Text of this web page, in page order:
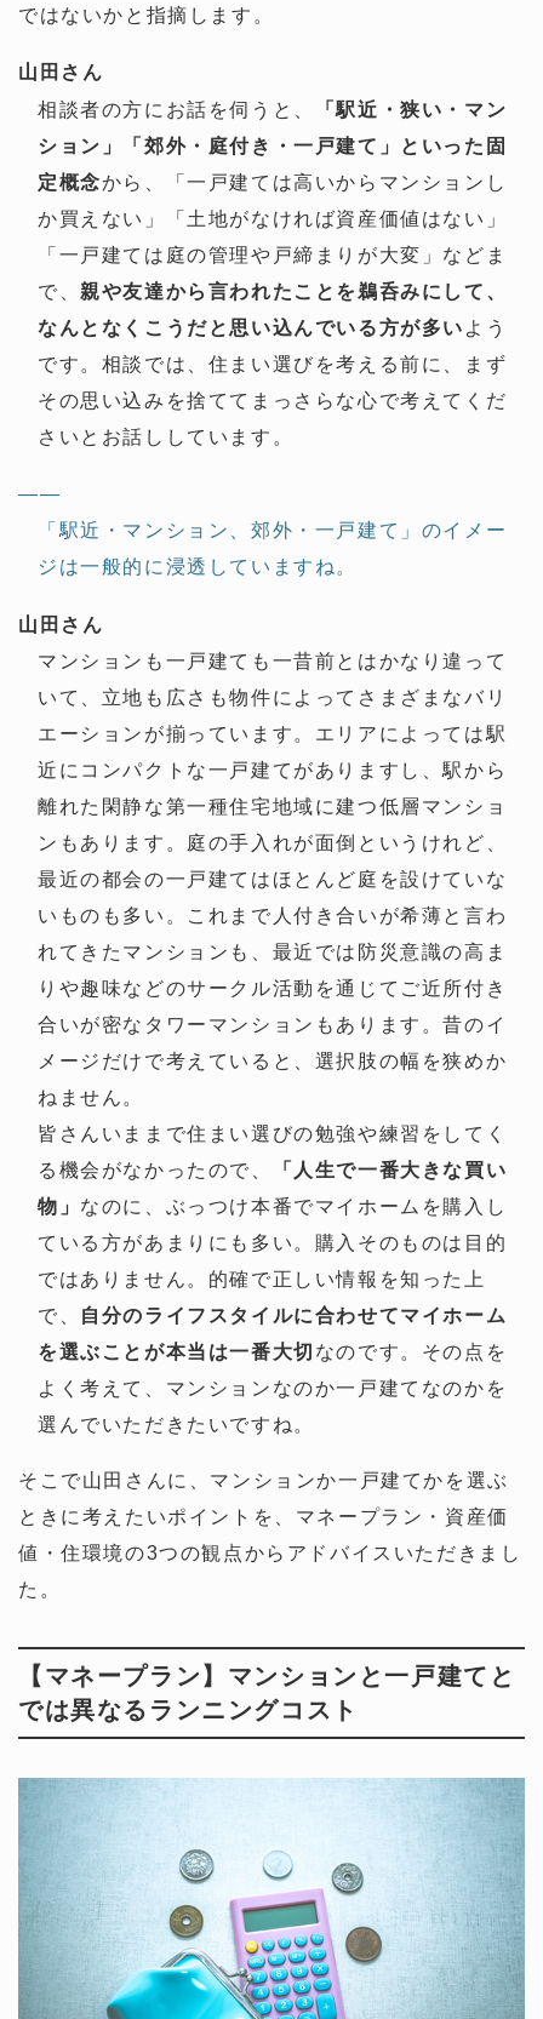
ではないかと指摘します。
山田さん
相談者の方にお話を伺うと、
「駅近・狭い・マン
ション」「郊外・庭付き・一戸建て」といった固
定概念から、「一戸建ては高いからマンションし
か買えない」「土地がなければ資産価値はない」
「一戸建ては庭の管理や戸締まりが大変」などま
で、親や友達から言われたことを鵜呑みにして、
なんとなくこうだと思い込んでいる方が多い よう
です。相談では、住まい選びを考える前に、まず
その思い込みを捨ててまっさらな心で考えてくだ
さいとお話ししています。
——
「駅近・マンション、郊外・一戸建て」のイメー
ジは一般的に浸透していますね。
山田さん
マンションも一戸建ても一昔前とはかなり違って
いて、立地も広さも物件によってさまざまなバリ
エーションが揃っています。エリアによっては駅
近にコンパクトな一戸建てがありますし、駅から
離れた閑静な第一種住宅地域に建つ低層マンショ
ンもあります。庭の手入れが面倒というけれど、
最近の都会の一戸建てはほとんど庭を設けていな
いものも多い。これまで人付き合いが希薄と言わ
れてきたマンションも、最近では防災意識の高ま
りや趣味などのサークル活動を通じてご近所付き
合いが密なタワーマンションもあります。昔のイ
メージだけで考えていると、選択肢の幅を狭めか
ねません。
皆さんいままで住まい選びの勉強や練習をしてく
る機会がなかったので、
「人生で一番大きな買い
物」 なのに、ぶっつけ本番でマイホームを購入し
ている方があまりにも多い。購入そのものは目的
ではありません。的確で正しい情報を知った上
で、
自分のライフスタイルに合わせてマイホーム
を選ぶことが本当は一番大切 なのです。その点を
よく考えて、マンションなのか一戸建てなのかを
選んでいただきたいですね。
そこで山田さんに、マンションか一戸建てかを選ぶ
ときに考えたいポイントを、マネープラン・資産価
値・住環境の3つの観点からアドバイスいただきまし
た。
【マネープラン】マンションと一戸建てと
では異なるランニングコスト